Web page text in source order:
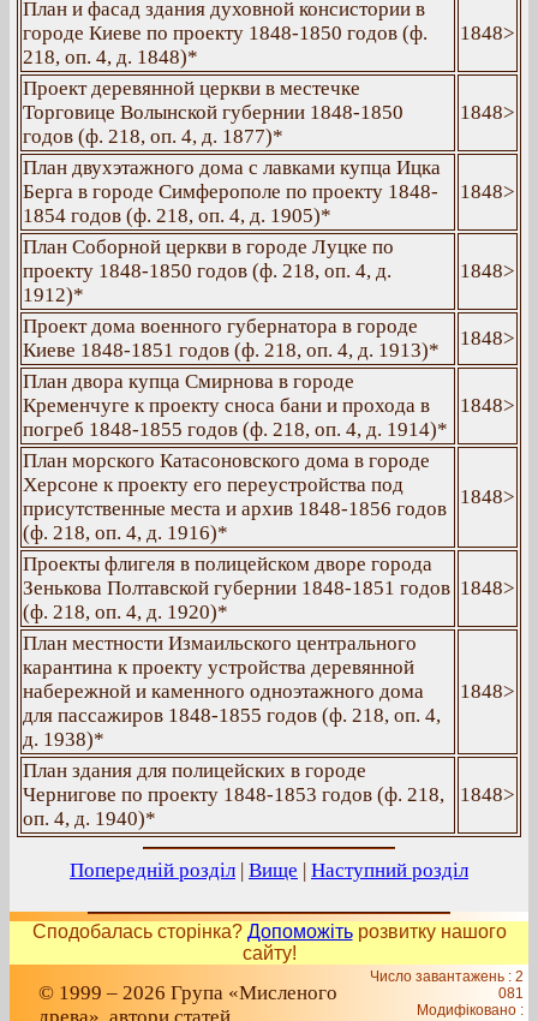
План и фасад здания духовной консистории в
городе Киеве по проекту 1848-1850 годов (ф.
218, оп. 4, д. 1848)*
1848>
Проект деревянной церкви в местечке
Торговице Волынской губернии 1848-1850
годов (ф. 218, оп. 4, д. 1877)*
1848>
План двухэтажного дома с лавками купца Ицка
Берга в городе Симферополе по проекту 1848-
1854 годов (ф. 218, оп. 4, д. 1905)*
1848>
План Соборной церкви в городе Луцке по
проекту 1848-1850 годов (ф. 218, оп. 4, д.
1912)*
1848>
Проект дома военного губернатора в городе
Киеве 1848-1851 годов (ф. 218, оп. 4, д. 1913)*
1848>
План двора купца Смирнова в городе
Кременчуге к проекту сноса бани и прохода в
погреб 1848-1855 годов (ф. 218, оп. 4, д. 1914)*
1848>
План морского Катасоновского дома в городе
Херсоне к проекту его переустройства под
присутственные места и архив 1848-1856 годов
(ф. 218, оп. 4, д. 1916)*
1848>
Проекты флигеля в полицейском дворе города
Зенькова Полтавской губернии 1848-1851 годов
(ф. 218, оп. 4, д. 1920)*
1848>
План местности Измаильского центрального
карантина к проекту устройства деревянной
набережной и каменного одноэтажного дома
для пассажиров 1848-1855 годов (ф. 218, оп. 4,
д. 1938)*
1848>
План здания для полицейских в городе
Чернигове по проекту 1848-1853 годов (ф. 218,
оп. 4, д. 1940)*
1848>
Попередній розділ | Вище | Наступний розділ
Сподобалась сторінка? Допоможітьрозвитку нашого
сайту!
© 1999 – 2026 Група «Мисленого
Число завантажень : 2
081
Модифіковано :